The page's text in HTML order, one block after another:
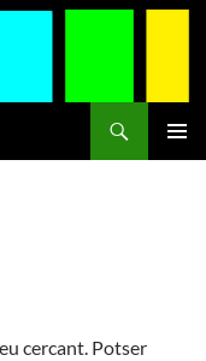
cercant. Potser